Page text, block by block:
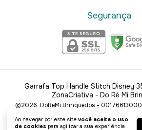
Ao navegar por este site você aceita o uso
de cookies para agilizar a sua experiência
Segurança
Garrafa Top Handle Stitch Disney
ZonaCriativa - Do Ré Mi
©2026. DoReMi Brinquedos -